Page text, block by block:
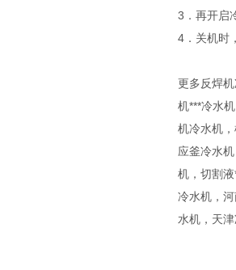
3．再开启
4．关机时
更多反焊
机***冷水
机冷水机
应釜冷水
机，切割
冷水机，
水机，天